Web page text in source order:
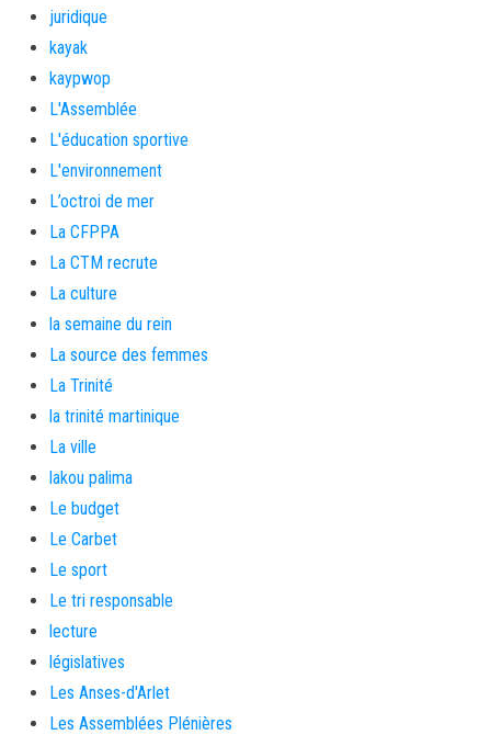
juridique
kayak
kaypwop
L'Assemblée
L'éducation sportive
L'environnement
L’octroi de mer
La CFPPA
La CTM recrute
La culture
la semaine du rein
La source des femmes
La Trinité
la trinité martinique
La ville
lakou palima
Le budget
Le Carbet
Le sport
Le tri responsable
lecture
législatives
Les Anses-d'Arlet
Les Assemblées Plénières